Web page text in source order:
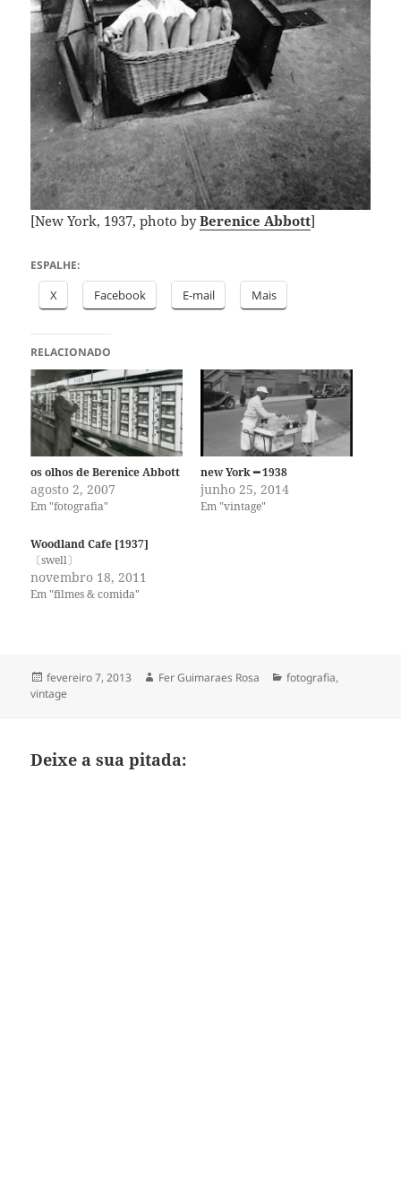
[New York, 1937, photo byBerenice Abbott]
ESPALHE:
X Facebook E-mail Mais
RELACIONADO
os olhos de Berenice Abbott
agosto 2, 2007
Em "fotografia"
new York ━ 1938
junho 25, 2014
Em "vintage"
Woodland Cafe [1937]
〔swell〕
novembro 18, 2011
Em "filmes & comida"
Publicado
em
fevereiro 7, 2013 Autor
Fer Guimaraes Rosa Categorias
fotografia,
vintage
Deixe a sua pitada: